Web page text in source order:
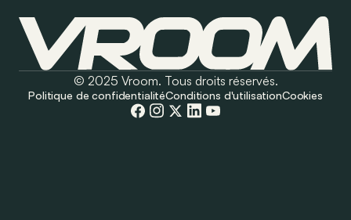
© 2025 Vroom. Tous droits réservés.
Politique de confidentialitéConditions d'utilisationCookies